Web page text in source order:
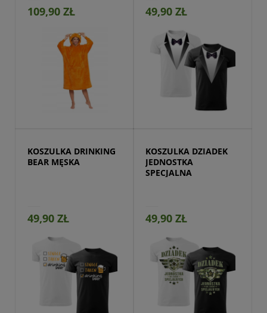
109,90 ZŁ 49,90 ZŁ
Przejdź do produktu
KOSZULKA DRINKING
BEAR MĘSKA
49,90 ZŁ
KOSZULKA DZIADEK
JEDNOSTKA
SPECJALNA
49,90 ZŁ